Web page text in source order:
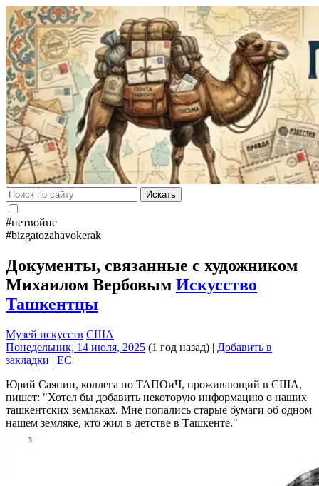
Искать
#нетвойне
#bizgatozahavokerak
Документы, связанные с художником
Михаилом Вербовым Искусство
Ташкентцы
Музей искусств США
Понедельник, 14 июля, 2025 (1 год назад) | Добавить в
закладки | EC
Юрий Саяпин, коллега по ТАПОиЧ, проживающий в США,
пишет:
Хотел бы добавить некоторую информацию о наших
ташкентских земляках. Мне попались старые бумаги об одном
нашем земляке, кто жил в детстве в Ташкенте.